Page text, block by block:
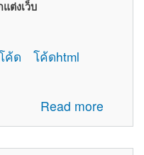
ต่งเว็บ
ค้ด
โค้ดhtml
Read more
เว็บไซต์ blogger ร้านค้า
ให้สวยงาม